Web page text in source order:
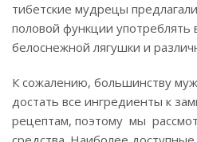
тибетские мудрецы
половой функции употреблять
белоснежной лягушки и
К сожалению, большинству
достать все ингредиенты к
рецептам, поэтому мы